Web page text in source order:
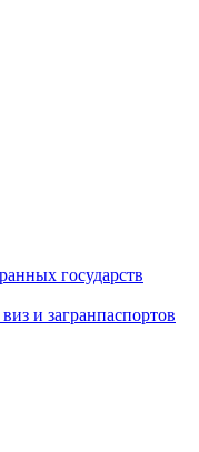
государств
и загранпаспортов